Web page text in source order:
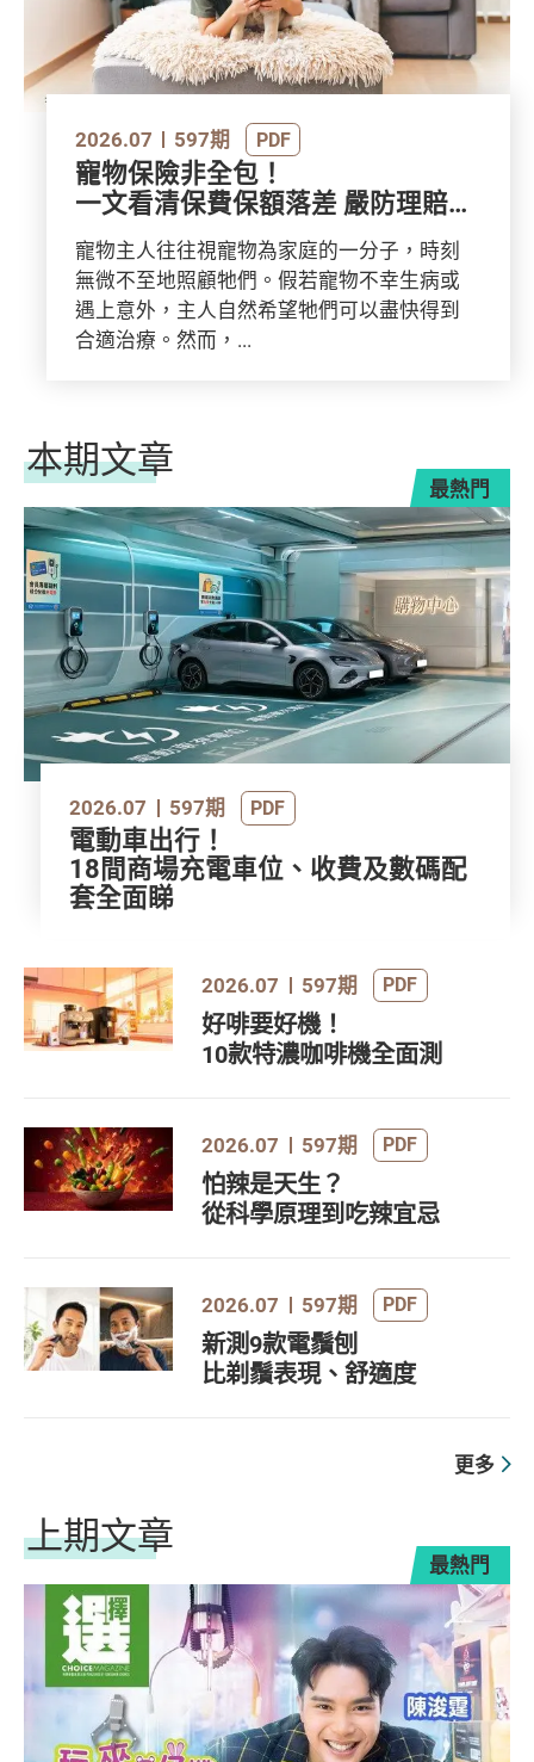
2026.07 597期 PDF
寵物保險非全包！
一文看清保費保額落差 嚴防理賠
盲點添保障
寵物主人往往視寵物為家庭的一分子，時刻
無微不至地照顧牠們。假若寵物不幸生病或
遇上意外，主人自然希望牠們可以盡快得到
合適治療。然而，...
本期文章
最熱門
2026.07 597期 PDF
電動車出行！
18間商場充電車位、收費及數碼配
套全面睇
2026.07 597期 PDF
好啡要好機！
10款特濃咖啡機全面測
2026.07 597期 PDF
怕辣是天生？
從科學原理到吃辣宜忌
2026.07 597期 PDF
新測9款電鬚刨
比剃鬚表現、舒適度
更多
上期文章
最熱門